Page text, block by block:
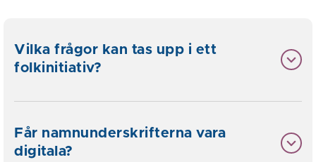
Vilka frågor kan tas upp i ett
folkinitiativ?
Får namnunderskrifterna vara
digitala?